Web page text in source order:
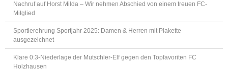
Nachruf auf Horst Milda – Wir nehmen Abschied von einem treuen FC-
Mitglied
Sportlerehrung Sportjahr 2025: Damen & Herren mit Plakette
ausgezeichnet
Klare 0:3-Niederlage der Mutschler-Elf gegen den Topfavoriten FC
Holzhausen